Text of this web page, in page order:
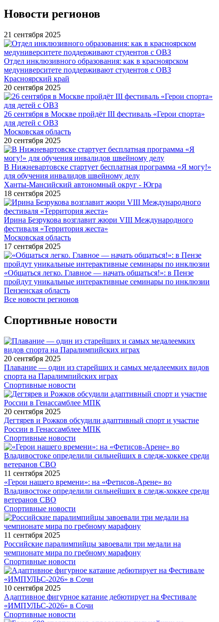
Новости регионов
21 сентября 2025
Отдел инклюзивного образования: как в красноярском
медуниверситете поддерживают студентов с ОВЗ
Красноярский край
20 сентября 2025
26 сентября в Москве пройдёт III фестиваль «Герои спорта»
для детей с ОВЗ
Московская область
20 сентября 2025
В Нижневартовске стартует бесплатная программа «Я могу!»
для обучения инвалидов швейному делу
Ханты-Мансийский автономный округ - Югра
18 сентября 2025
Ирина Безрукова возглавит жюри VIII Международного
фестиваля «Территория жеста»
Московская область
17 сентября 2025
«Общаться легко. Главное — начать общаться!»: в Пензе
пройдут уникальные интерактивные семинары по инклюзии
Пензенская область
Все новости регионов
Спортивные новости
20 сентября 2025
Плавание — один из старейших и самых медалеемких видов
спорта на Паралимпийских играх
Спортивные новости
20 сентября 2025
Дегтярев и Рожков обсудили адаптивный спорт и участие
России в Генассамблее МПК
Спортивные новости
11 сентября 2025
«Герои нашего времени»: на «Фетисов-Арене» во
Владивостоке определили сильнейших в следж-хоккее среди
ветеранов СВО
Спортивные новости
11 сентября 2025
Российские паралимпийцы завоевали три медали на
чемпионате мира по гребному марафону
Спортивные новости
10 сентября 2025
Адаптивное фигурное катание дебютирует на Фестивале
«ИМПУЛЬС-2026» в Сочи
Спортивные новости